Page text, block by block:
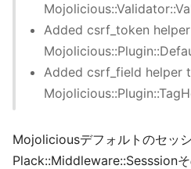
Added csrf_token
Added csrf_field helper
Mojoliciousデフォルトのセッ
Plack::Middleware::Sesssion